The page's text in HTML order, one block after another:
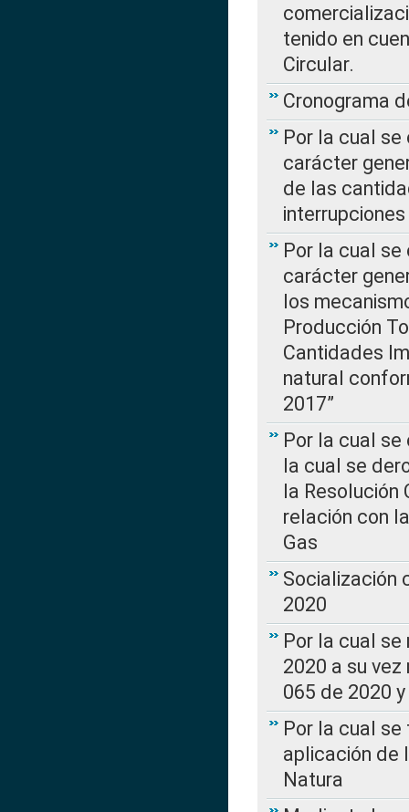
tenido en
Circular.
Cronograma
Por la cual
carácter
de las
Por la cual
carácter
los
Producción
Cantidades
natural
2017”
Por la cual
la cual se
la Resolución
relación con
Gas
Socialización
2020
Por la cual se
2020 a su
065 de 2020
Por la cual
aplicación de
Natura